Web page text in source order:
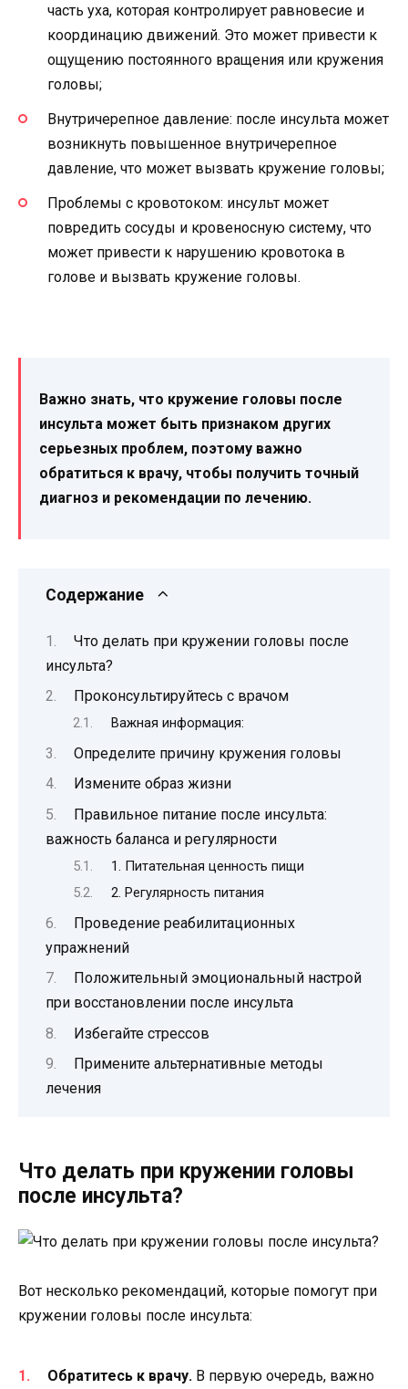
часть уха, которая контролирует равновесие и
координацию движений. Это может привести к
ощущению постоянного вращения или кружения
головы;
Внутричерепное давление: после инсульта может
возникнуть повышенное внутричерепное
давление, что может вызвать кружение головы;
Проблемы с кровотоком: инсульт может
повредить сосуды и кровеносную систему, что
может привести к нарушению кровотока в
голове и вызвать кружение головы.
Важно знать, что кружение головы после
инсульта может быть признаком других
серьезных проблем, поэтому важно
обратиться к врачу, чтобы получить точный
диагноз и рекомендации по лечению.
Содержание
Что делать при кружении головы после
инсульта?
Проконсультируйтесь с врачом
Важная информация:
Определите причину кружения головы
Измените образ жизни
Правильное питание после инсульта:
важность баланса и регулярности
1. Питательная ценность пищи
2. Регулярность питания
Проведение реабилитационных
упражнений
Положительный эмоциональный настрой
при восстановлении после инсульта
Избегайте стрессов
Примените альтернативные методы
лечения
Что делать при кружении головы
после инсульта?
Вот несколько рекомендаций, которые помогут при
кружении головы после инсульта:
Обратитесь к врачу. В первую очередь, важно